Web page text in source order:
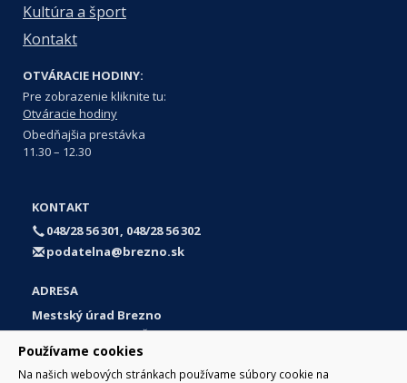
Používame cookies
Na našich webových stránkach používame súbory cookie na
Kultúra a šport
Kontakt
OTVÁRACIE HODINY:
Pre zobrazenie kliknite tu:
Otváracie hodiny
Obedňajšia prestávka
11.30 – 12.30
KONTAKT
048/28 56 301, 048/28 56 302
podatelna@brezno.sk
ADRESA
Mestský úrad Brezno
Námestie gen. M. R. Štefánika 1
977 01 Brezno
Slovakia (Slovak Republic)